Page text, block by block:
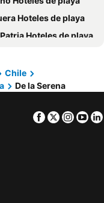
Las Añañucas II
Hotel Boutique
Las Añañucas V
Villa Los Platanos
Hoteles de playa
Hoteles de playa
Chile
De la Serena
Facebook
Twitter